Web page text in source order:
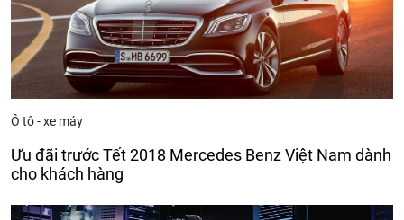
Ô tô - xe máy
Ưu đãi trước Tết 2018 Mercedes Benz Việt Nam dành
cho khách hàng